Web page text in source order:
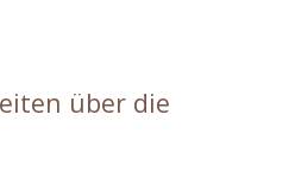
über die